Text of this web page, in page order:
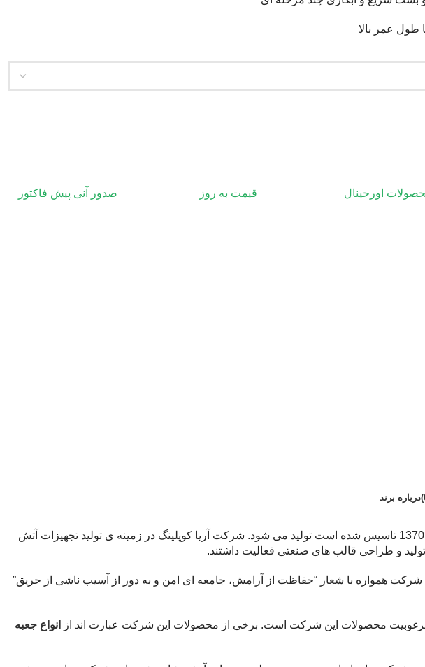
طول عمر بالا
صدور آنی پیش فاکتور قیمت به روز اورجینال
درباره برند
که در آواخر سال 1370 تاسیس شده است تولید می شود. شرکت آریا کوپلینگ در زمینه ی تولید تجهیزات آتش
همواره با شعار “حفاظت از آرامش، جامعه ای امن و به دور از آسیب ناشی از حریق”
مرغوبیت محصولات این شرکت است. برخی از محصولات این شرکت عبارت اند از
انواع جعبه